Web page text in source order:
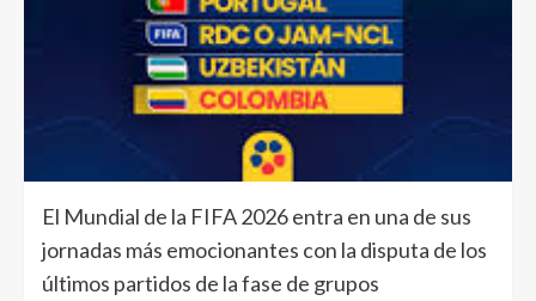
El Mundial de la FIFA 2026 entra en una de sus
jornadas más emocionantes con la disputa de los
últimos partidos de la fase de grupos